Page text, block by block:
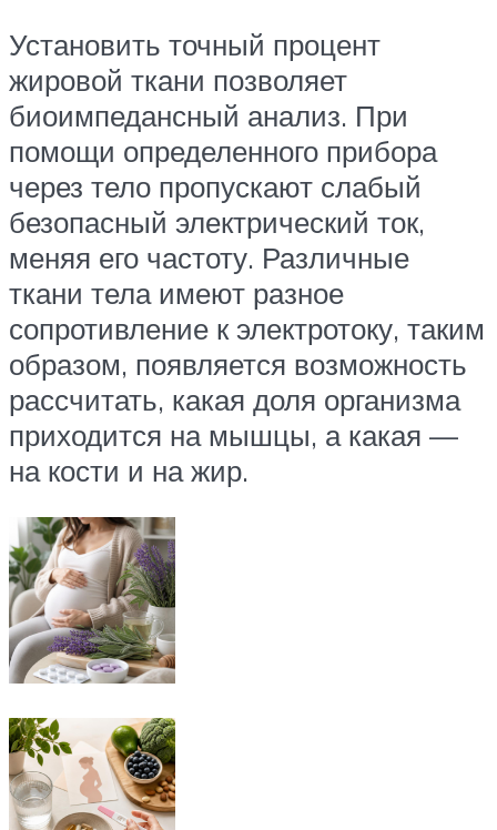
Установить точный процент
жировой ткани позволяет
биоимпедансный анализ. При
помощи определенного прибора
через тело пропускают слабый
безопасный электрический ток,
меняя его частоту. Различные
ткани тела имеют разное
сопротивление к электротоку, таким
образом, появляется возможность
рассчитать, какая доля организма
приходится на мышцы, а какая —
на кости и на жир.